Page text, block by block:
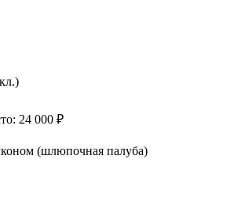
24 000 ₽
(шлюпочная палуба)